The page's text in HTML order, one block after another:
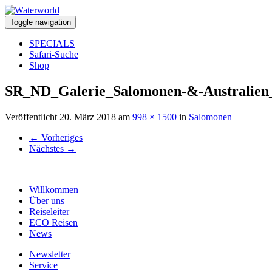
Toggle navigation
SPECIALS
Safari-Suche
Shop
SR_ND_Galerie_Salomonen-&-
Veröffentlicht 20. März 2018 am 998 × 1500 in Salomonen
← Vorheriges
Nächstes →
Willkommen
Über uns
Reiseleiter
ECO Reisen
News
Newsletter
Service